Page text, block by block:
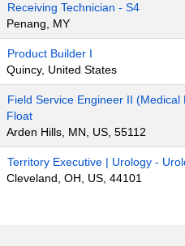
Receiving Technician - S4
Penang, MY
Product Builder I
Quincy, United States
Field Service Engineer II
Float
Arden Hills, MN, US, 55112
Territory Executive | Urology -
Cleveland, OH, US, 44101